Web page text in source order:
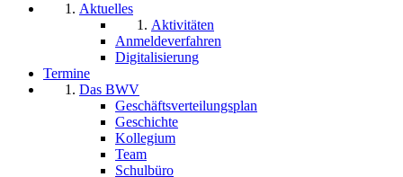
Aktuelles
Aktivitäten
Anmeldeverfahren
Digitalisierung
Termine
Das BWV
Geschäftsverteilungsplan
Geschichte
Kollegium
Team
Schulbüro